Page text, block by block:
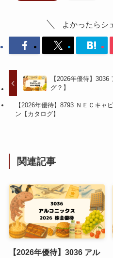
よかったらシ
【2026年優待】
グ？】
【2026年優待】8793 ＮＥＣキャ
ン【カタログ】
関連記事
【2026年優待】3036 アル